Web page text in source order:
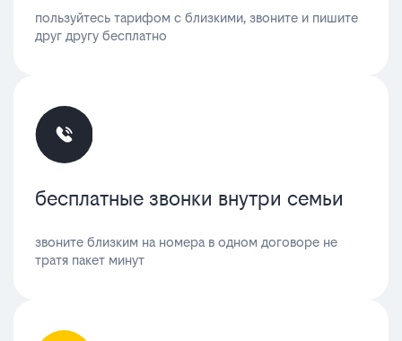
пользуйтесь тарифом с близкими, звоните и пишите
друг другу бесплатно
бесплатные звонки внутри семьи
звоните близким на номера в одном договоре не
тратя пакет минут